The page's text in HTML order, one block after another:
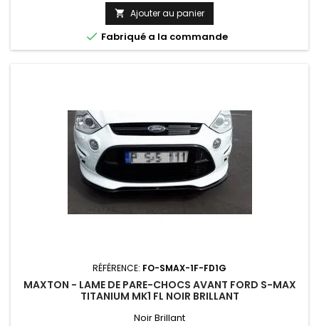
 Ajouter au panier
 Fabriqué a la commande
RÉFÉRENCE: FO-SMAX-1F-FD1G
MAXTON - LAME DE PARE-CHOCS AVANT FORD S-MAX
TITANIUM MK1 FL NOIR BRILLANT
Noir Brillant